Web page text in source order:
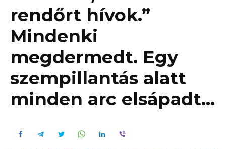
rendőrt hívok.”
Mindenki
megdermedt. Egy
szempillantás alatt
minden arc elsápadt…